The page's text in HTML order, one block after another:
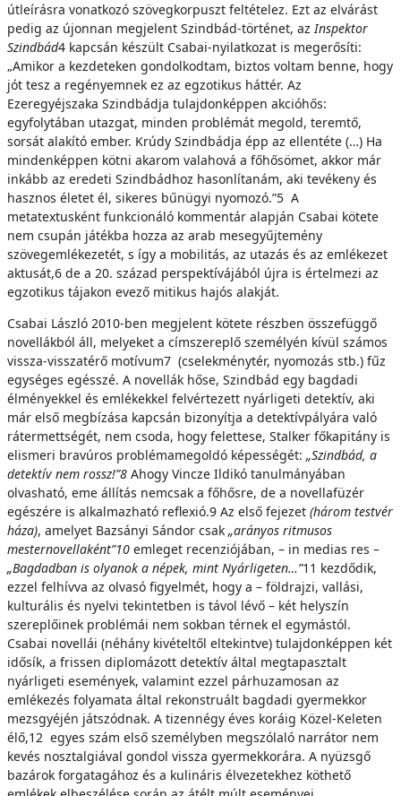
útleírásra vonatkozó szövegkorpuszt feltételez. Ezt az elvárást
pedig az újonnan megjelent Szindbád-történet, azInspektor
Szindbád4 kapcsán készült Csabai-nyilatkozat is megerősíti:
„Amikor a kezdeteken gondolkodtam, biztos voltam benne, hogy
jót tesz a regényemnek ez az egzotikus háttér. Az
Ezeregyéjszaka Szindbádja tulajdonképpen akcióhős:
egyfolytában utazgat, minden problémát megold, teremtő,
sorsát alakító ember. Krúdy Szindbádja épp az ellentéte (…) Ha
mindenképpen kötni akarom valahová a főhősömet, akkor már
inkább az eredeti Szindbádhoz hasonlítanám, aki tevékeny és
hasznos életet él, sikeres bűnügyi nyomozó.”5 A
metatextusként funkcionáló kommentár alapján Csabai kötete
nem csupán játékba hozza az arab mesegyűjtemény
szövegemlékezetét, s így a mobilitás, az utazás és az emlékezet
aktusát,6 de a 20. század perspektívájából újra is értelmezi az
egzotikus tájakon evező mitikus hajós alakját.
Csabai László 2010-ben megjelent kötete részben összefüggő
novellákból áll, melyeket a címszereplő személyén kívül számos
vissza-visszatérő motívum7 (cselekménytér, nyomozás stb.) fűz
egységes egésszé. A novellák hőse, Szindbád egy bagdadi
élményekkel és emlékekkel felvértezett nyárligeti detektív, aki
már első megbízása kapcsán bizonyítja a detektívpályára való
rátermettségét, nem csoda, hogy felettese, Stalker főkapitány is
elismeri bravúros problémamegoldó képességét: „Szindbád, a
detektív nem rossz!”8 Ahogy Vincze Ildikó tanulmányában
olvasható, eme állítás nemcsak a főhősre, de a novellafüzér
egészére is alkalmazható reflexió.9 Az első fejezet (három testvér
háza), amelyet Bazsányi Sándor csak „arányos ritmusos
mesternovellaként”10 emleget recenziójában, – in medias res –
„Bagdadban is olyanok a népek, mint Nyárligeten…”11 kezdődik,
ezzel felhívva az olvasó figyelmét, hogy a – földrajzi, vallási,
kulturális és nyelvi tekintetben is távol lévő – két helyszín
szereplőinek problémái nem sokban térnek el egymástól.
Csabai novellái (néhány kivételtől eltekintve) tulajdonképpen két
idősík, a frissen diplomázott detektív által megtapasztalt
nyárligeti események, valamint ezzel párhuzamosan az
emlékezés folyamata által rekonstruált bagdadi gyermekkor
mezsgyéjén játszódnak. A tizennégy éves koráig Közel-Keleten
élő,12 egyes szám első személyben megszólaló narrátor nem
kevés nosztalgiával gondol vissza gyermekkorára. A nyüzsgő
bazárok forgatagához és a kulináris élvezetekhez köthető